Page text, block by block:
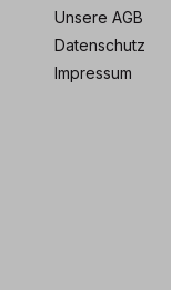
Unsere AGB
Datenschutz
Impressum